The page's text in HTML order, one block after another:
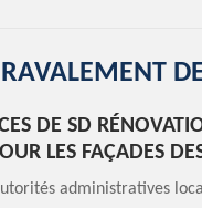
DE SD
LES FAÇADES
administratives